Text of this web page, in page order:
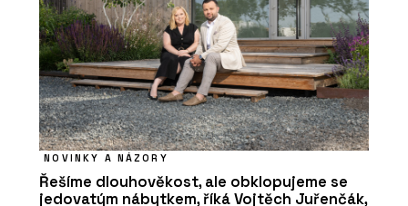
NOVINKY A NÁZORY
Řešíme dlouhověkost, ale obklopujeme se
jedovatým nábytkem, říká Vojtěch Juřenčák,